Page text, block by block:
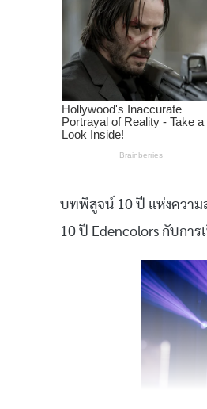
บทพิสูจน์ 10 ปี แห่งความส
10 ปี Edencolors กับกา